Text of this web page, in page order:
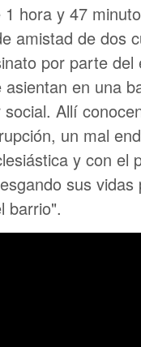
hora y 47
amistad de dos
por parte
en una
Allí
un mal
y con el
sus
barrio".